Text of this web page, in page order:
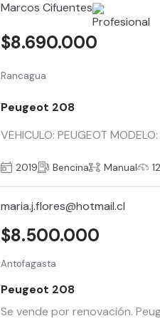
Marcos Cifuentes
Rancagua
Peugeot 208
VEHICULO: PEUGEOT
$8.690.000
2019 Bencina Manual
maria.j.flores@hotmail.cl
Antofagasta
Peugeot 208
Se vende por renovación.
$8.500.000